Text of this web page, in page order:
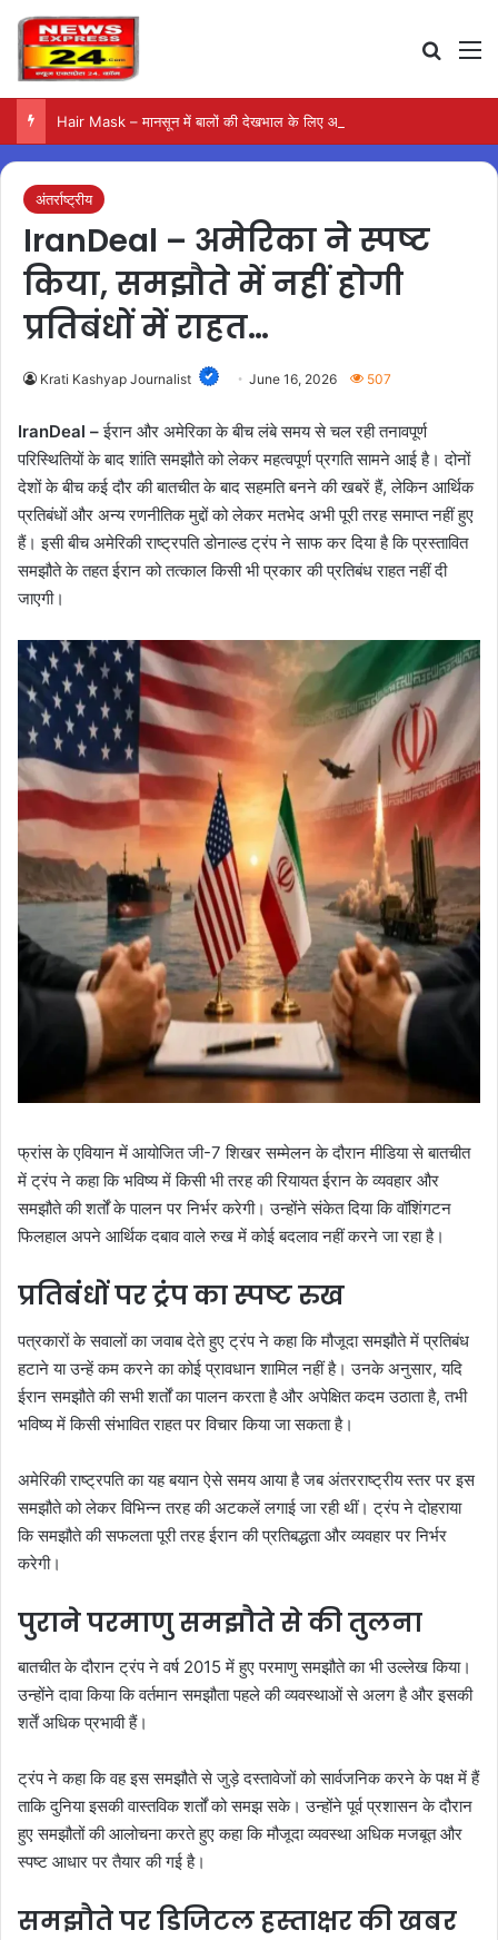
Hair Mask – मानसून में बालों की देखभाल के लिए आजमाएं अंडे का मास्क
अंतर्राष्ट्रीय
IranDeal – अमेरिका ने स्पष्ट
किया, समझौते में नहीं होगी
प्रतिबंधों में राहत…
Krati Kashyap Journalist June 16, 2026 507
IranDeal –ईरान और अमेरिका के बीच लंबे समय से चल रही तनावपूर्ण
परिस्थितियों के बाद शांति समझौते को लेकर महत्वपूर्ण प्रगति सामने आई है। दोनों
देशों के बीच कई दौर की बातचीत के बाद सहमति बनने की खबरें हैं, लेकिन आर्थिक
प्रतिबंधों और अन्य रणनीतिक मुद्दों को लेकर मतभेद अभी पूरी तरह समाप्त नहीं हुए
हैं। इसी बीच अमेरिकी राष्ट्रपति डोनाल्ड ट्रंप ने साफ कर दिया है कि प्रस्तावित
समझौते के तहत ईरान को तत्काल किसी भी प्रकार की प्रतिबंध राहत नहीं दी
जाएगी।
फ्रांस के एवियान में आयोजित जी-7 शिखर सम्मेलन के दौरान मीडिया से बातचीत
में ट्रंप ने कहा कि भविष्य में किसी भी तरह की रियायत ईरान के व्यवहार और
समझौते की शर्तों के पालन पर निर्भर करेगी। उन्होंने संकेत दिया कि वॉशिंगटन
फिलहाल अपने आर्थिक दबाव वाले रुख में कोई बदलाव नहीं करने जा रहा है।
प्रतिबंधों पर ट्रंप का स्पष्ट रुख
पत्रकारों के सवालों का जवाब देते हुए ट्रंप ने कहा कि मौजूदा समझौते में प्रतिबंध
हटाने या उन्हें कम करने का कोई प्रावधान शामिल नहीं है। उनके अनुसार, यदि
ईरान समझौते की सभी शर्तों का पालन करता है और अपेक्षित कदम उठाता है, तभी
भविष्य में किसी संभावित राहत पर विचार किया जा सकता है।
अमेरिकी राष्ट्रपति का यह बयान ऐसे समय आया है जब अंतरराष्ट्रीय स्तर पर इस
समझौते को लेकर विभिन्न तरह की अटकलें लगाई जा रही थीं। ट्रंप ने दोहराया
कि समझौते की सफलता पूरी तरह ईरान की प्रतिबद्धता और व्यवहार पर निर्भर
करेगी।
पुराने परमाणु समझौते से की तुलना
बातचीत के दौरान ट्रंप ने वर्ष 2015 में हुए परमाणु समझौते का भी उल्लेख किया।
उन्होंने दावा किया कि वर्तमान समझौता पहले की व्यवस्थाओं से अलग है और इसकी
शर्तें अधिक प्रभावी हैं।
ट्रंप ने कहा कि वह इस समझौते से जुड़े दस्तावेजों को सार्वजनिक करने के पक्ष में हैं
ताकि दुनिया इसकी वास्तविक शर्तों को समझ सके। उन्होंने पूर्व प्रशासन के दौरान
हुए समझौतों की आलोचना करते हुए कहा कि मौजूदा व्यवस्था अधिक मजबूत और
स्पष्ट आधार पर तैयार की गई है।
समझौते पर डिजिटल हस्ताक्षर की खबर